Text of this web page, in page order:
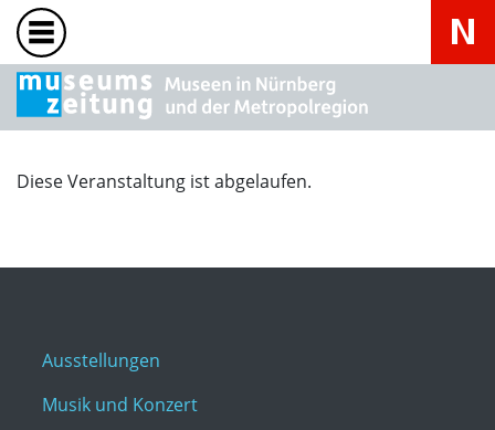
Diese Veranstaltung ist abgelaufen.
Ausstellungen
Musik und Konzert